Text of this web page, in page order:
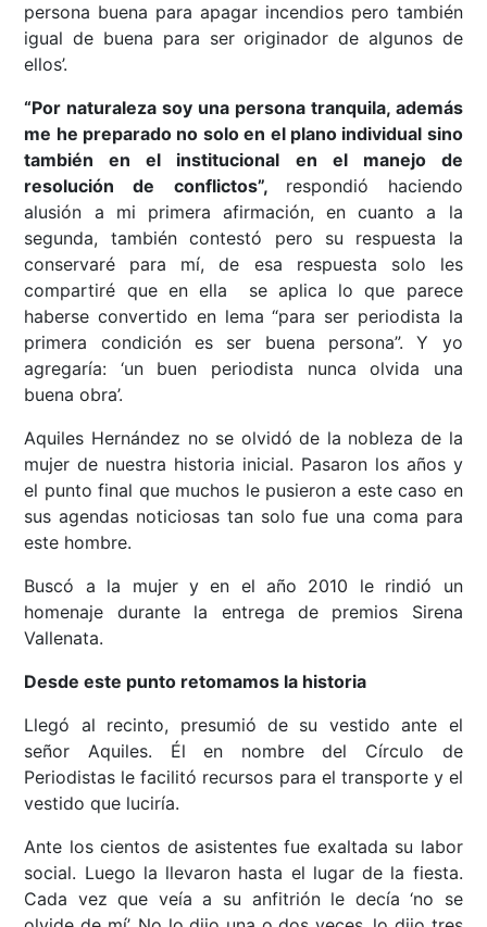
persona buena para apagar incendios pero también
igual de buena para ser originador de algunos de
ellos’.
“Por naturaleza soy una persona tranquila, además
me he preparado no solo en el plano individual sino
también en el institucional en el manejo de
resolución de conflictos”, respondió haciendo
alusión a mi primera afirmación, en cuanto a la
segunda, también contestó pero su respuesta la
conservaré para mí, de esa respuesta solo les
compartiré que en ella se aplica lo que parece
haberse convertido en lema “para ser periodista la
primera condición es ser buena persona”. Y yo
agregaría: ‘un buen periodista nunca olvida una
buena obra’.
Aquiles Hernández no se olvidó de la nobleza de la
mujer de nuestra historia inicial. Pasaron los años y
el punto final que muchos le pusieron a este caso en
sus agendas noticiosas tan solo fue una coma para
este hombre.
Buscó a la mujer y en el año 2010 le rindió un
homenaje durante la entrega de premios Sirena
Vallenata.
Desde este punto retomamos la historia
Llegó al recinto, presumió de su vestido ante el
señor Aquiles. Él en nombre del Círculo de
Periodistas le facilitó recursos para el transporte y el
vestido que luciría.
Ante los cientos de asistentes fue exaltada su labor
social. Luego la llevaron hasta el lugar de la fiesta.
Cada vez que veía a su anfitrión le decía ‘no se